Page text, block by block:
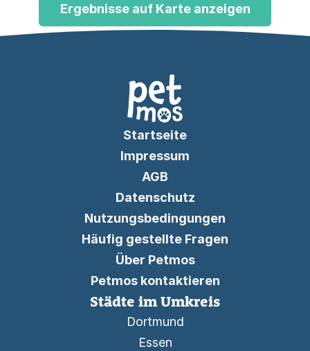
Ergebnisse auf Karte anzeigen
Startseite
Impressum
AGB
Datenschutz
Nutzungsbedingungen
Häufig gestellte Fragen
Über Petmos
Petmos kontaktieren
Städte im Umkreis
Dortmund
Essen